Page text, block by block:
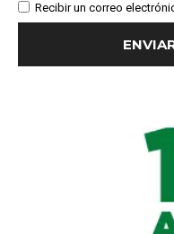
Recibir un correo